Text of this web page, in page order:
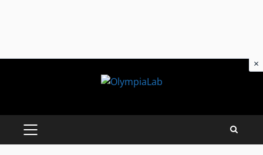
PRIMARY
MENU
×